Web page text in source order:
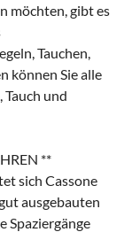
möchten, gibt es
Tauchen,
können Sie alle
und
**
sich Cassone
ausgebauten
Spaziergänge